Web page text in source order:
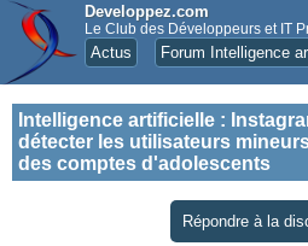
Developpez.com
Le Club des Développeurs et IT
Actus Forum Intelligence
Intelligence artificielle :
détecter les utilisateurs
des comptes d'adolescents
Répondre à la